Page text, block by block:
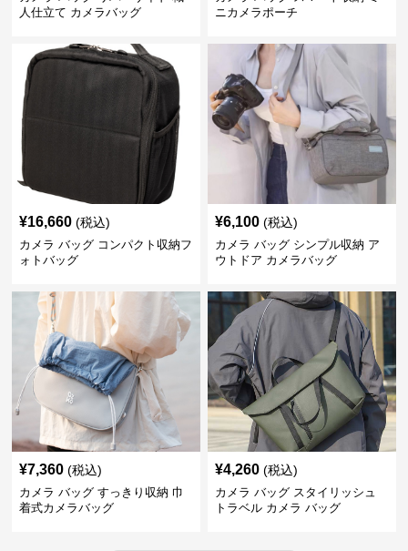
人仕立て カメラバッグ
ニカメラポーチ
¥16,660 (税込)
カメラ バッグ コンパクト収納フ
ォトバッグ
¥6,100 (税込)
カメラ バッグ シンプル収納 ア
ウトドア カメラバッグ
¥7,360 (税込)
カメラ バッグ すっきり収納 巾
着式カメラバッグ
¥4,260 (税込)
カメラ バッグ スタイリッシュ
トラベル カメラ バッグ